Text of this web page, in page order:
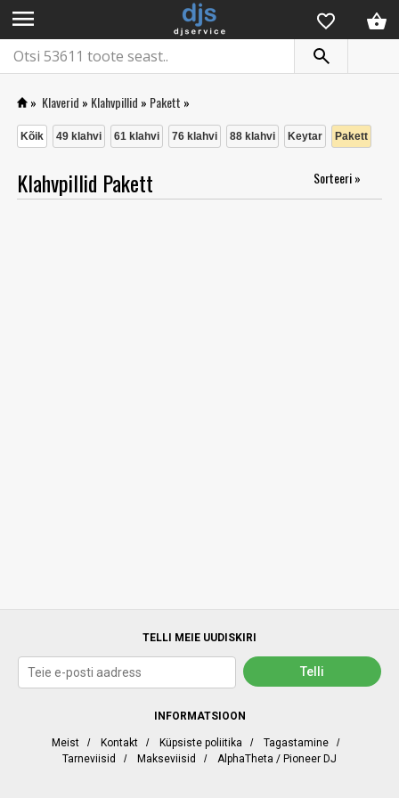
menu
» Klaverid » Klahvpillid » Pakett »
Kõik 49 klahvi 61 klahvi 76 klahvi 88 klahvi Keytar Pakett
Klahvpillid Pakett Sorteeri »
TELLI MEIE UUDISKIRI
INFORMATSIOON
Meist / Kontakt / Küpsiste poliitika / Tagastamine /
Tarneviisid
/ Makseviisid / AlphaTheta / Pioneer DJ